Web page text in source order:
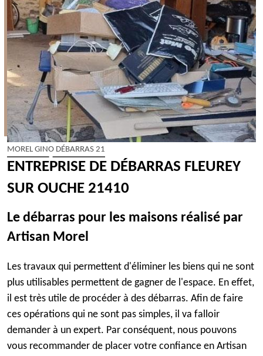
MOREL GINO DÉBARRAS 21
ENTREPRISE DE DÉBARRAS FLEUREY
SUR OUCHE 21410
Le débarras pour les maisons réalisé par
Artisan Morel
Les travaux qui permettent d'éliminer les biens qui ne sont
plus utilisables permettent de gagner de l'espace. En effet,
il est très utile de procéder à des débarras. Afin de faire
ces opérations qui ne sont pas simples, il va falloir
demander à un expert. Par conséquent, nous pouvons
vous recommander de placer votre confiance en Artisan